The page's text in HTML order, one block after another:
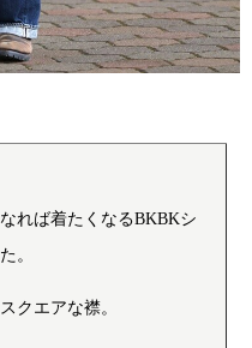
れば着たくなるBKBKシ
。
クエアな襟。